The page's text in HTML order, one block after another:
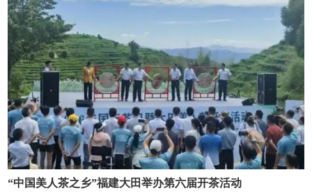
“中国美人茶之乡”福建大田举办第六届开茶活动